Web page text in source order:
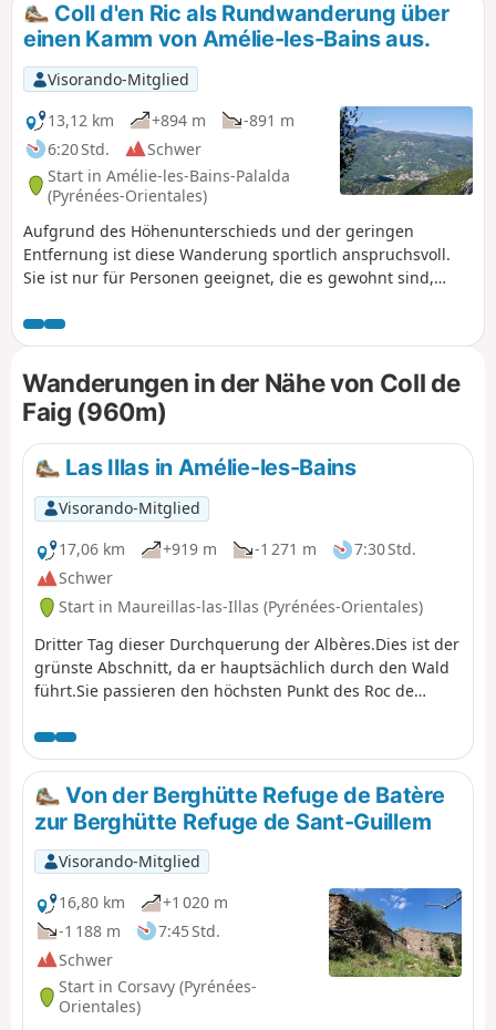
Coll d'en Ric als Rundwanderung über
einen Kamm von Amélie-les-Bains aus.
Visorando-Mitglied
13,12 km
+894 m
-891 m
6:20 Std.
Schwer
Start in Amélie-les-Bains-Palalda
(Pyrénées-Orientales)
Aufgrund des Höhenunterschieds und der geringen
Entfernung ist diese Wanderung sportlich anspruchsvoll.
Sie ist nur für Personen geeignet, die es gewohnt sind,
garantiert, denn zahlreiche Lücken in der relativ niedrigen
Vegetation ermöglichen den Blick auf die umliegenden
Waldmassive. Außerdem ist während des gesamten
Aufstiegs der Grenzkamm gut sichtbar. Der Roc de France
liegt in Sichtweite. Der Rückweg erfolgt über die Etappe 39
der Haute Route Pyrénéenne.
Wanderungen in der Nähe von Coll de
Faig (960m)
Las Illas in Amélie-les-Bains
Visorando-Mitglied
17,06 km
+919 m -1 271 m
7:30 Std.
Schwer
Start in Maureillas-las-Illas (Pyrénées-Orientales)
Dritter Tag dieser Durchquerung der Albères.Dies ist der
grünste Abschnitt, da er hauptsächlich durch den Wald
führt.Sie passieren den höchsten Punkt des Roc de
über einen Großteil der Pyrénées Orientales und den
Canigou (Canigó).
Von der Berghütte Refuge de Batère
zur Berghütte Refuge de Sant-Guillem
Visorando-Mitglied
16,80 km
+1 020 m
-1 188 m
7:45 Std.
Schwer
Start in Corsavy (Pyrénées-
Orientales)